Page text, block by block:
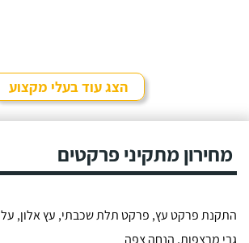
הצג עוד בעלי מקצוע
מחירון מתקיני פרקטים
התקנת פרקט עץ, פרקט תלת שכבתי, עץ אלון, על
גבי מרצפות, הנחה צפה